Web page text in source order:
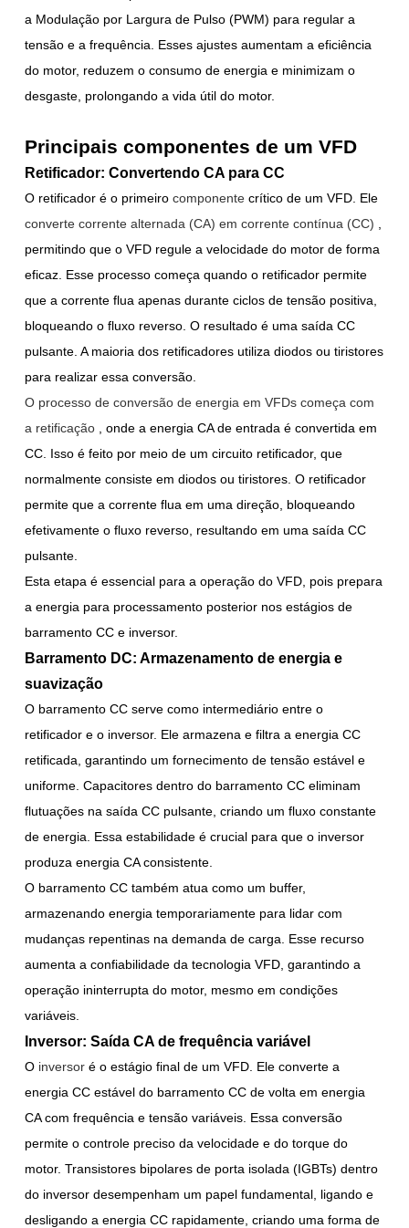
a Modulação por Largura de Pulso (PWM) para regular a
tensão e a frequência. Esses ajustes aumentam a eficiência
do motor, reduzem o consumo de energia e minimizam o
desgaste, prolongando a vida útil do motor.
Principais componentes de um VFD
Retificador: Convertendo CA para CC
O retificador é o primeiro componente críticode um VFD. Ele
converte corrente alternada (CA) em corrente contínua (CC)
permitindo que o VFD regule a velocidade do motor de forma
eficaz. Esse processo começa quando o retificador permite
que a corrente flua apenas durante ciclos de tensão positiva,
bloqueando o fluxo reverso. O resultado é uma saída CC
pulsante. A maioria dos retificadores utiliza diodos ou tiristores
para realizar essa conversão.
O processo de conversão de energia em VFDs começa com
a retificação
, onde a energia CA de entrada é convertida em
CC. Isso é feito por meio de um circuito retificador, que
normalmente consiste em diodos ou tiristores. O retificador
permite que a corrente flua em uma direção, bloqueando
efetivamente o fluxo reverso, resultando em uma saída CC
pulsante.
Esta etapa é essencial para a operação do VFD, pois prepara
a energia para processamento posterior nos estágios de
barramento CC e inversor.
Barramento DC: Armazenamento de energia e
suavização
O barramento CC serve como intermediário entre o
retificador e o inversor. Ele armazena e filtra a energia CC
retificada, garantindo um fornecimento de tensão estável e
uniforme. Capacitores dentro do barramento CC eliminam
flutuações na saída CC pulsante, criando um fluxo constante
de energia. Essa estabilidade é crucial para que o inversor
produza energia CA consistente.
O barramento CC também atua como um buffer,
armazenando energia temporariamente para lidar com
mudanças repentinas na demanda de carga. Esse recurso
aumenta a confiabilidade da tecnologia VFD, garantindo a
operação ininterrupta do motor, mesmo em condições
variáveis.
Inversor: Saída CA de frequência variável
O inversor é o estágio final de um VFD. Ele converte a
energia CC estável do barramento CC de volta em energia
CA com frequência e tensão variáveis. Essa conversão
permite o controle preciso da velocidade e do torque do
motor. Transistores bipolares de porta isolada (IGBTs) dentro
do inversor desempenham um papel fundamental, ligando e
desligando a energia CC rapidamente, criando uma forma de